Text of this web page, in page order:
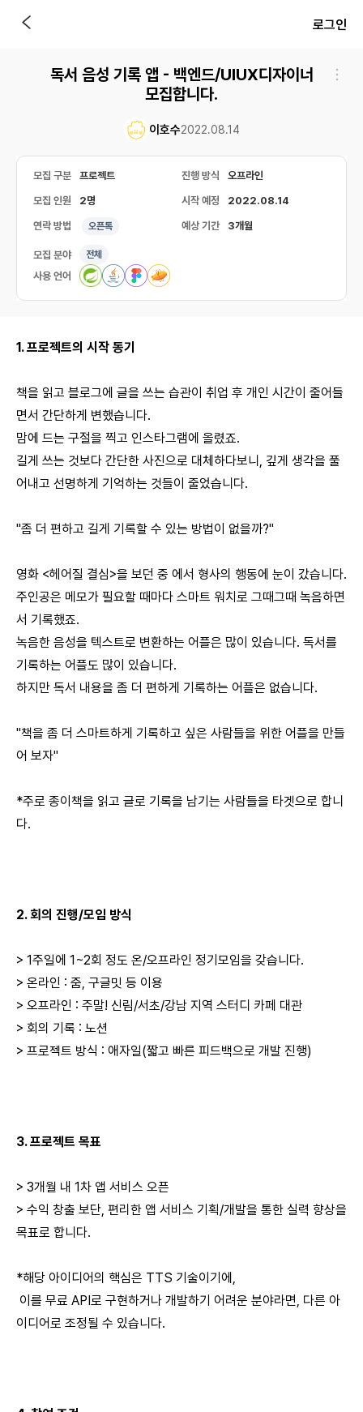
로그인
독서 음성 기록 앱 - 백엔드/UIUX디자이너
모집합니다.
이호수2022.08.14
모집 구분 프로젝트 진행 방식 오프라인
모집 인원 2명 시작 예정 2022.08.14
연락 방법 오픈톡 예상 기간 3개월
모집 분야 전체
사용 언어
1. 프로젝트의 시작 동기
책을 읽고 블로그에 글을 쓰는 습관이 취업 후 개인 시간이 줄어들
면서 간단하게 변했습니다.
맘에 드는 구절을 찍고 인스타그램에 올렸죠.
길게 쓰는 것보다 간단한 사진으로 대체하다보니, 깊게 생각을 풀
어내고 선명하게 기억하는 것들이 줄었습니다.
"좀 더 편하고 길게 기록할 수 있는 방법이 없을까?"
영화 <헤어질 결심>을 보던 중 에서 형사의 행동에 눈이 갔습니다.
주인공은 메모가 필요할 때마다 스마트 워치로 그때그때 녹음하면
서 기록했죠.
녹음한 음성을 텍스트로 변환하는 어플은 많이 있습니다. 독서를
기록하는 어플도 많이 있습니다.
하지만 독서 내용을 좀 더 편하게 기록하는 어플은 없습니다.
"책을 좀 더 스마트하게 기록하고 싶은 사람들을 위한 어플을 만들
어 보자"
*주로 종이책을 읽고 글로 기록을 남기는 사람들을 타겟으로 합니
다.
2. 회의 진행/모임 방식
> 1주일에 1~2회 정도 온/오프라인 정기모임을 갖습니다.
> 온라인 : 줌, 구글밋 등 이용
> 오프라인 : 주말! 신림/서초/강남 지역 스터디 카페 대관
> 회의 기록 : 노션
> 프로젝트 방식 : 애자일(짧고 빠른 피드백으로 개발 진행)
3.프로젝트 목표
> 3개월 내 1차 앱 서비스 오픈
> 수익 창출 보단, 편리한 앱 서비스 기획/개발을 통한 실력 향상을
목표로 합니다.
*해당 아이디어의 핵심은 TTS 기술이기에,
이를 무료 API로 구현하거나 개발하기 어려운 분야라면, 다른 아
이디어로 조정될 수 있습니다.